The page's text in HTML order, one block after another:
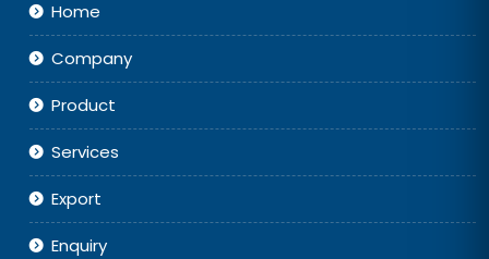
Home
Company
Product
Services
Export
Enquiry